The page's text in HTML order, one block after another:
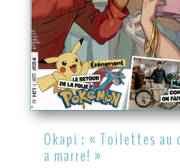
Okapi : « Toilettes au
a marre! »